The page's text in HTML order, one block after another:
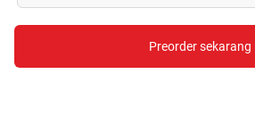
Preorder sekarang